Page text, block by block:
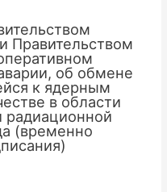
Правительством
об обмене
к ядерным
в области
радиационной
(временно